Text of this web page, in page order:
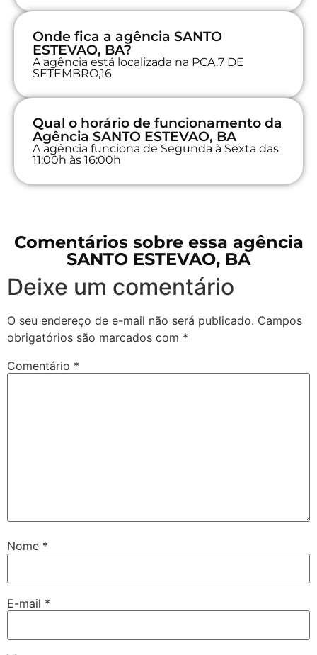
Onde fica a agência SANTO
ESTEVAO, BA?
A agência está localizada na PCA.7 DE
SETEMBRO,16
Qual o horário de funcionamento da
Agência SANTO ESTEVAO, BA
A agência funciona de Segunda à Sexta das
11:00h às 16:00h
Comentários sobre essa agência
SANTO ESTEVAO, BA
Deixe um comentário
O seu endereço de e-mail não será publicado. Campos
obrigatórios são marcados com *
Comentário *
Nome *
E-mail *